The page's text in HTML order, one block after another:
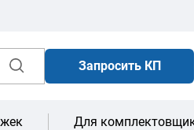
Запросить КП
Для